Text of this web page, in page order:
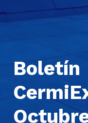
Boletín